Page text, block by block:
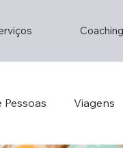
Pessoas Viagens